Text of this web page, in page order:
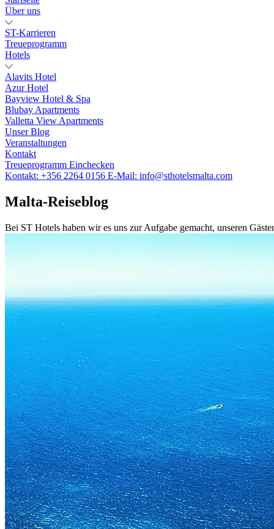
Über uns
ST-Karrieren
Treueprogramm
Hotels
Alavits Hotel
Azur Hotel
Bayview Hotel & Spa
Blubay Apartments
Valletta View Apartments
Unser Blog
Veranstaltungen
Kontakt
Treueprogramm Einchecken
Kontakt: +356 2264 0156 E-Mail: info@sthotelsmalta.com
Malta-Reiseblog
Bei ST Hotels haben wir es uns zur Aufgabe gemacht, unseren